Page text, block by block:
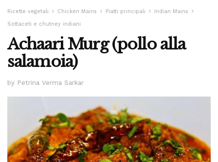
Ricette vegetali Chicken Mains Piatti principali
Indian Mains
Sottaceti e chutney indiani
Achaari Murg (pollo alla
salamoia)
by Petrina Verma Sarkar